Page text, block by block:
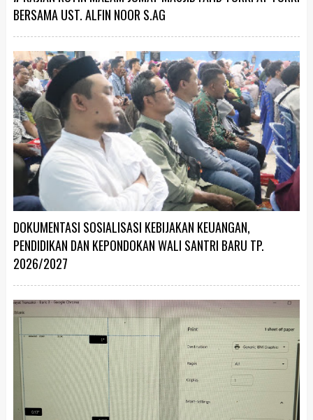
BERSAMA UST. ALFIN NOOR S.AG
DOKUMENTASI SOSIALISASI KEBIJAKAN KEUANGAN,
PENDIDIKAN DAN KEPONDOKAN WALI SANTRI BARU TP.
2026/2027